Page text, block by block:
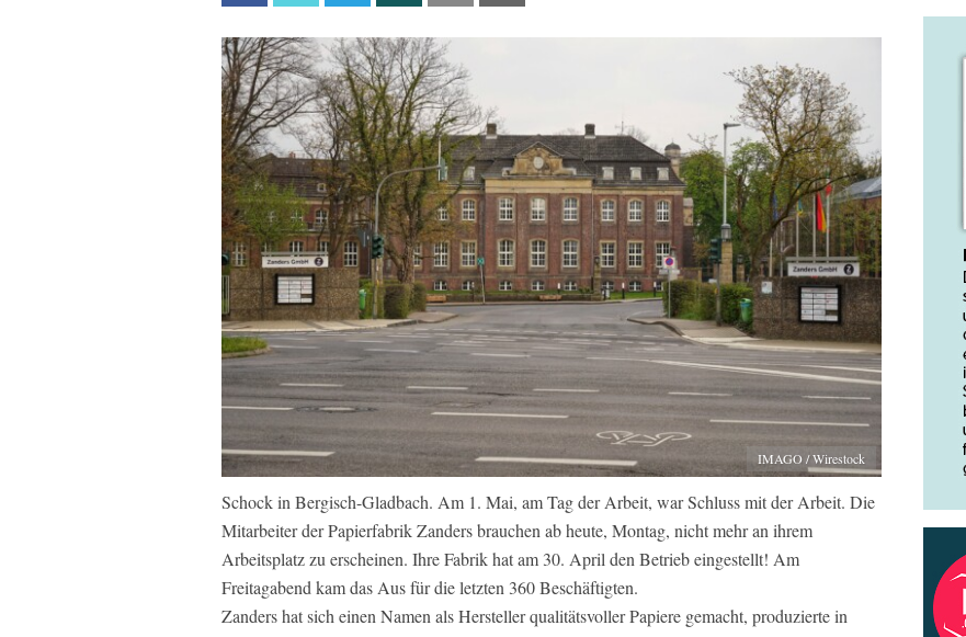
IMAGO / Wirestock
Schock in Bergisch-Gladbach. Am 1. Mai, am Tag der Arbeit, war Schluss mit der Arbeit. Die
Mitarbeiter der Papierfabrik Zanders brauchen ab heute, Montag, nicht mehr an ihrem
Arbeitsplatz zu erscheinen. Ihre Fabrik hat am 30. April den Betrieb eingestellt! Am
Freitagabend kam das Aus für die letzten 360 Beschäftigten.
Zanders hat sich einen Namen als Hersteller qualitätsvoller Papiere gemacht, produzierte in